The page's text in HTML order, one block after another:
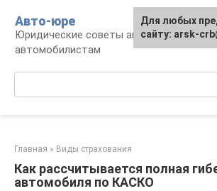
контенту
Авто-юре
Юридические советы автовладельцам
автомобилистам
Главная » Виды страхования
Как рассчитывается полная
автомобиля по КАСКО
Для любых
сайту: arsk-